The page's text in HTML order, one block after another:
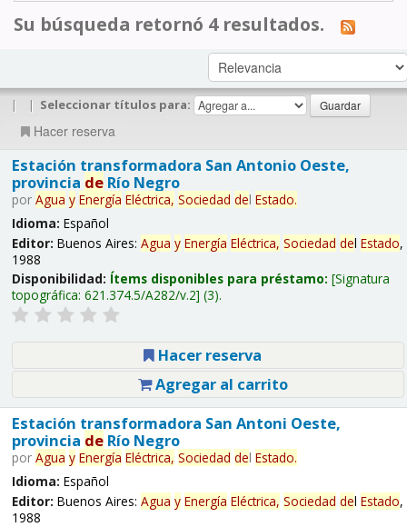
Su búsqueda retornó 4 resultados.
| | Seleccionar títulos para:
Hacer reserva
Estación transformadora San Antonio Oeste,
provincia deRío Negro
por Agua y Energía Eléctrica, Sociedad del Estado.
Idioma: Español
Editor: Buenos Aires: Agua y Energía Eléctrica, Sociedad del Estado,
1988
Disponibilidad: Ítems disponibles para préstamo: Signatura
topográfica: 621.374.5/A282/v.2 (3).
Hacer reserva
Agregar al carrito
Estación transformadora San Antoni Oeste,
provincia deRío Negro
por Agua y Energía Eléctrica, Sociedad del Estado.
Idioma: Español
Editor: Buenos Aires: Agua y Energía Eléctrica, Sociedad del Estado,
1988